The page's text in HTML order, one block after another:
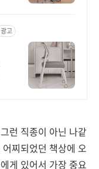
광고
런 직종이 아닌 나같
찌되었던 책상에 오
게 있어서 가장 중요